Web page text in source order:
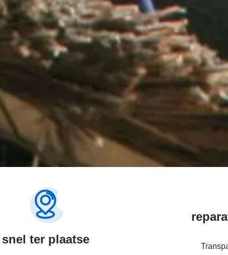
snel ter plaatse